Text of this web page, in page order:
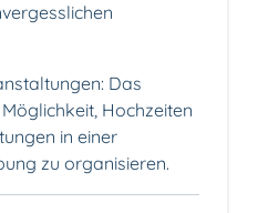
Das
Hochzeiten
in einer
zu organisieren.